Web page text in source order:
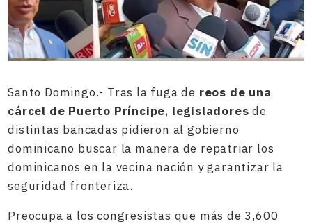
Santo Domingo.- Tras la fuga de reos de una
cárcel de Puerto Príncipe, legisladores de
distintas bancadas pidieron al gobierno
dominicano buscar la manera de repatriar los
dominicanos en la vecina nación y garantizar la
seguridad fronteriza.
Preocupa a los congresistas que más de 3,600